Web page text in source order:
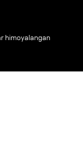
himoyalangan